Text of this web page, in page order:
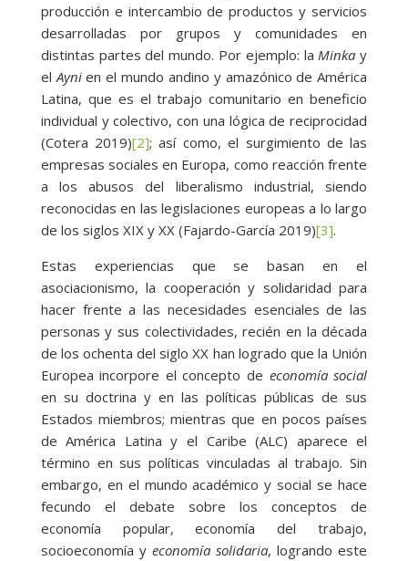
producción e intercambio de productos y servicios
desarrolladas por grupos y comunidades en
distintas partes del mundo. Por ejemplo: la Minka y
el Aynien el mundo andino y amazónico de América
Latina, que es el trabajo comunitario en beneficio
individual y colectivo, con una lógica de reciprocidad
(Cotera 2019)[2]; así como, el surgimiento de las
empresas sociales en Europa, como reacción frente
a los abusos del liberalismo industrial, siendo
reconocidas en las legislaciones europeas a lo largo
de los siglos XIX y XX (Fajardo-García 2019)[3].
Estas experiencias que se basan en el
asociacionismo, la cooperación y solidaridad para
hacer frente a las necesidades esenciales de las
personas y sus colectividades, recién en la década
de los ochenta del siglo XX han logrado que la Unión
Europea incorpore el concepto de economía social
en su doctrina y en las políticas públicas de sus
Estados miembros; mientras que en pocos países
de América Latina y el Caribe (ALC) aparece el
término en sus políticas vinculadas al trabajo. Sin
embargo, en el mundo académico y social se hace
fecundo el debate sobre los conceptos de
economía popular, economía del trabajo,
socioeconomía y economía solidaria, logrando este